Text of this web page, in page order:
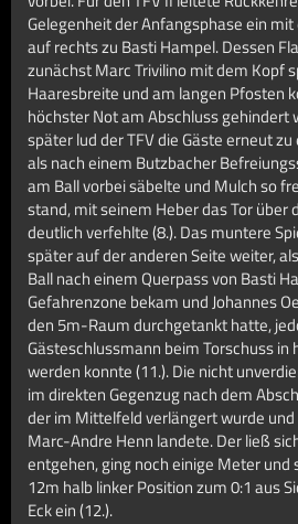
Gelegenheit der Anfangsphase ein
auf rechts zu Basti Hampel. Dessen
zunächst Marc Trivilino mit dem Kopf
Haaresbreite und am langen Pfosten
höchster Not am Abschluss gehindert
später lud der TFV die Gäste erneut
als nach einem Butzbacher
am Ball vorbei säbelte und Mulch so
stand, mit seinem Heber das Tor über
deutlich verfehlte (8.). Das muntere
später auf der anderen Seite weiter,
Ball nach einem Querpass von Basti
Gefahrenzone bekam und Johannes
den 5m-Raum durchgetankt hatte,
Gästeschlussmann beim Torschuss
werden konnte (11.). Die nicht
im direkten Gegenzug nach dem
der im Mittelfeld verlängert wurde
Marc-Andre Henn landete. Der ließ
entgehen, ging noch einige Meter und
12m halb linker Position zum 0:1 aus
Eck ein (12.).